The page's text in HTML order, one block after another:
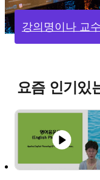
강의명이나 교
요즘 인기있